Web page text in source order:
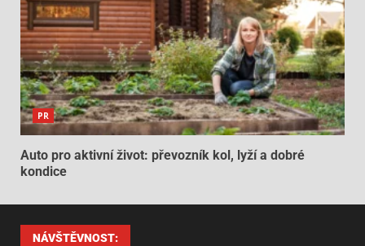
PR
Auto pro aktivní život: převozník kol, lyží a dobré
kondice
NÁVŠTĚVNOST: